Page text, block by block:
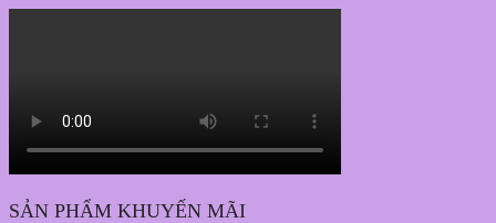
SẢN PHẨM KHUYẾN MÃI